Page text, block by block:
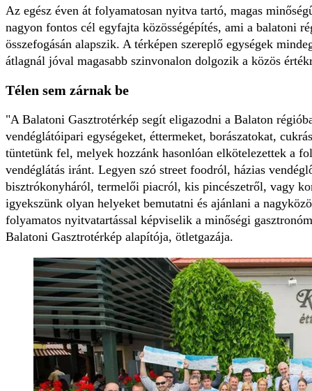
Az egész éven át folyamatosan nyitva tartó, magas
nagyon fontos cél egyfajta közösségépítés, ami a balatoni
összefogásán alapszik. A térképen szereplő egységek
átlagnál jóval magasabb szinvonalon dolgozik a közös
Télen sem zárnak be
"A Balatoni Gasztrotérkép segít eligazodni a Balaton
vendéglátóipari egységeket, éttermeket, borászatokat,
tüntetünk fel, melyek hozzánk hasonlóan elkötelezettek a
vendéglátás iránt. Legyen szó street foodról, házias
bisztrókonyháról, termelői piacról, kis pincészetről, vagy
igyekszünk olyan helyeket bemutatni és ajánlani a
folyamatos nyitvatartással képviselik a minőségi
Balatoni Gasztrotérkép alapítója, ötletgazája.